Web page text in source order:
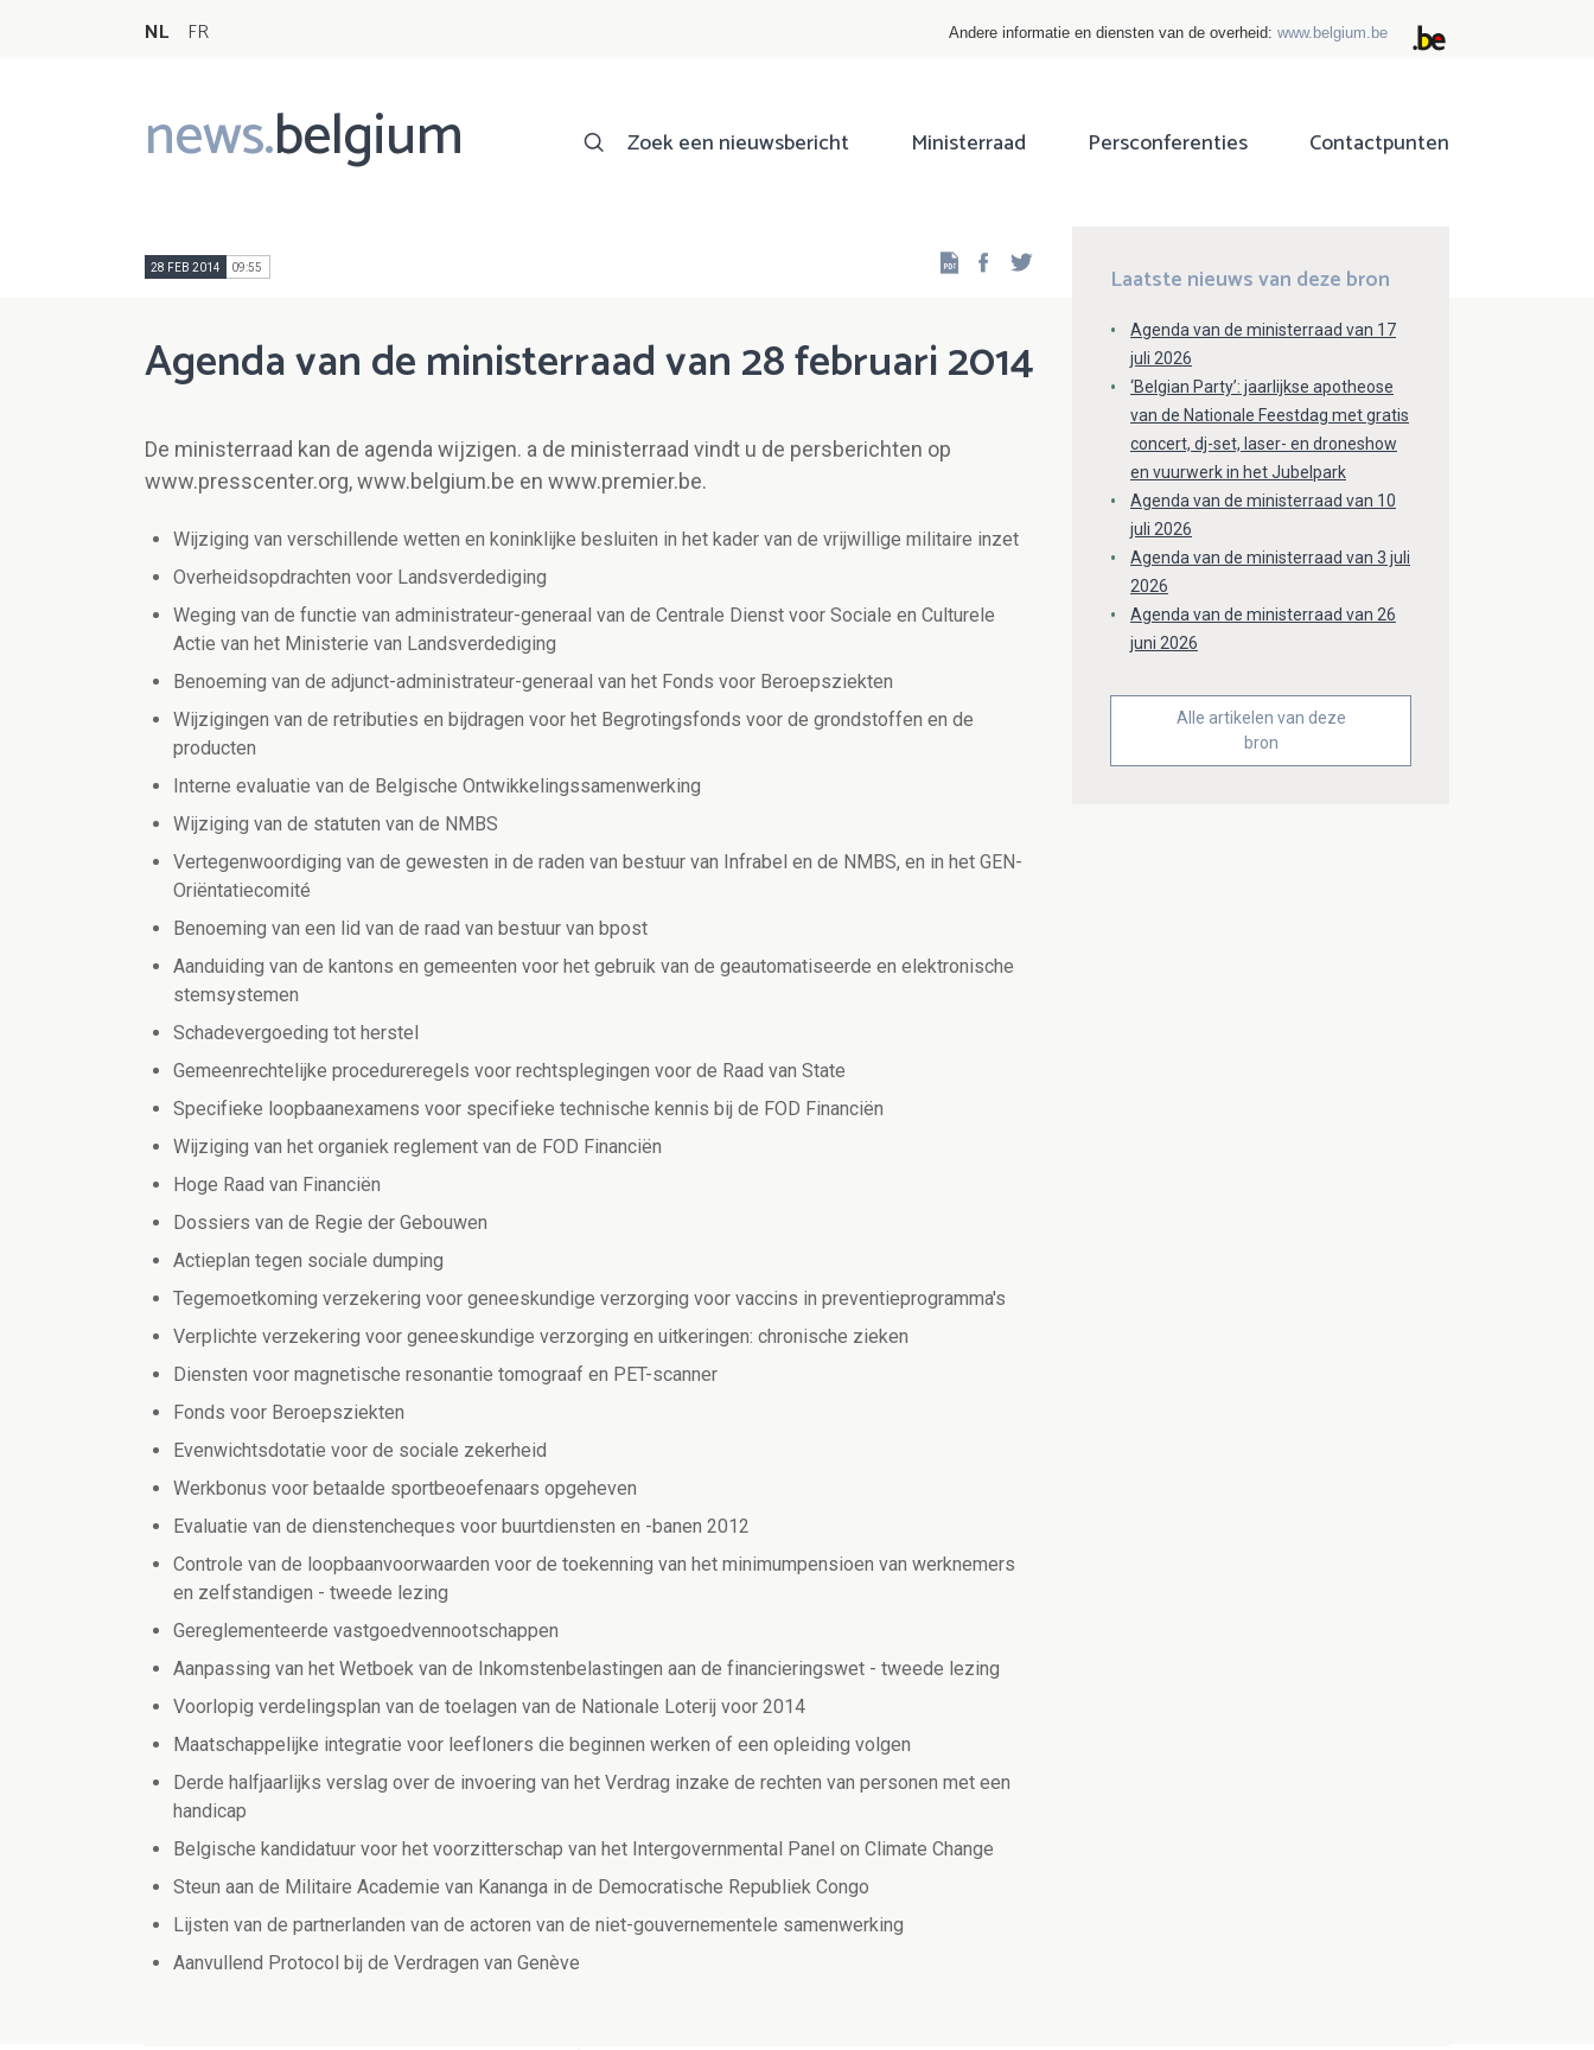
NL FR Andere informatie en diensten van de overheid: www.belgium.be
news.belgium
Main
navigation
Zoek een nieuwsbericht Ministerraad Persconferenties Contactpunten
28 FEB 2014 09:55 Facebook
Agenda van de ministerraad van 28 februari 2014
De ministerraad kan de agenda wijzigen. a de ministerraad vindt u de persberichten op
www.presscenter.org, www.belgium.be en www.premier.be.
Wijziging van verschillende wetten en koninklijke besluiten in het kader van de vrijwillige militaire inzet
Overheidsopdrachten voor Landsverdediging
Weging van de functie van administrateur-generaal van de Centrale Dienst voor Sociale en Culturele
Actie van het Ministerie van Landsverdediging
Benoeming van de adjunct-administrateur-generaal van het Fonds voor Beroepsziekten
Wijzigingen van de retributies en bijdragen voor het Begrotingsfonds voor de grondstoffen en de
producten
Interne evaluatie van de Belgische Ontwikkelingssamenwerking
Wijziging van de statuten van de NMBS
Vertegenwoordiging van de gewesten in de raden van bestuur van Infrabel en de NMBS, en in het GEN-
Oriëntatiecomité
Benoeming van een lid van de raad van bestuur van bpost
Aanduiding van de kantons en gemeenten voor het gebruik van de geautomatiseerde en elektronische
stemsystemen
Schadevergoeding tot herstel
Gemeenrechtelijke procedureregels voor rechtsplegingen voor de Raad van State
Specifieke loopbaanexamens voor specifieke technische kennis bij de FOD Financiën
Wijziging van het organiek reglement van de FOD Financiën
Hoge Raad van Financiën
Dossiers van de Regie der Gebouwen
Actieplan tegen sociale dumping
Tegemoetkoming verzekering voor geneeskundige verzorging voor vaccins in preventieprogramma's
Verplichte verzekering voor geneeskundige verzorging en uitkeringen: chronische zieken
Diensten voor magnetische resonantie tomograaf en PET-scanner
Fonds voor Beroepsziekten
Evenwichtsdotatie voor de sociale zekerheid
Werkbonus voor betaalde sportbeoefenaars opgeheven
Evaluatie van de dienstencheques voor buurtdiensten en -banen 2012
Controle van de loopbaanvoorwaarden voor de toekenning van het minimumpensioen van werknemers
en zelfstandigen - tweede lezing
Gereglementeerde vastgoedvennootschappen
Aanpassing van het Wetboek van de Inkomstenbelastingen aan de financieringswet - tweede lezing
Voorlopig verdelingsplan van de toelagen van de Nationale Loterij voor 2014
Maatschappelijke integratie voor leefloners die beginnen werken of een opleiding volgen
Derde halfjaarlijks verslag over de invoering van het Verdrag inzake de rechten van personen met een
handicap
Belgische kandidatuur voor het voorzitterschap van het Intergovernmental Panel on Climate Change
Steun aan de Militaire Academie van Kananga in de Democratische Republiek Congo
Lijsten van de partnerlanden van de actoren van de niet-gouvernementele samenwerking
Aanvullend Protocol bij de Verdragen van Genève
Laatste nieuws van deze bron
Agenda van de ministerraad van 17
juli 2026
‘Belgian Party’: jaarlijkse apotheose
van de Nationale Feestdag met gratis
concert, dj-set, laser- en droneshow
en vuurwerk in het Jubelpark
Agenda van de ministerraad van 10
juli 2026
Agenda van de ministerraad van 3 juli
2026
Agenda van de ministerraad van 26
juni 2026
Alle artikelen van deze
bron